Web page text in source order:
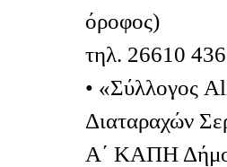
όροφος)
τηλ. 26610
• «Σύλλογος
Διαταραχών
Α΄ ΚΑΠΗ